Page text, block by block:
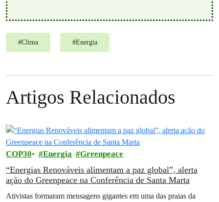
#Clima #Energia
Artigos Relacionados
COP30 Energia Greenpeace
“Energias Renováveis alimentam a paz global”, alerta
ação do Greenpeace na Conferência de Santa Marta
Ativistas formaram mensagens gigantes em uma das praias da